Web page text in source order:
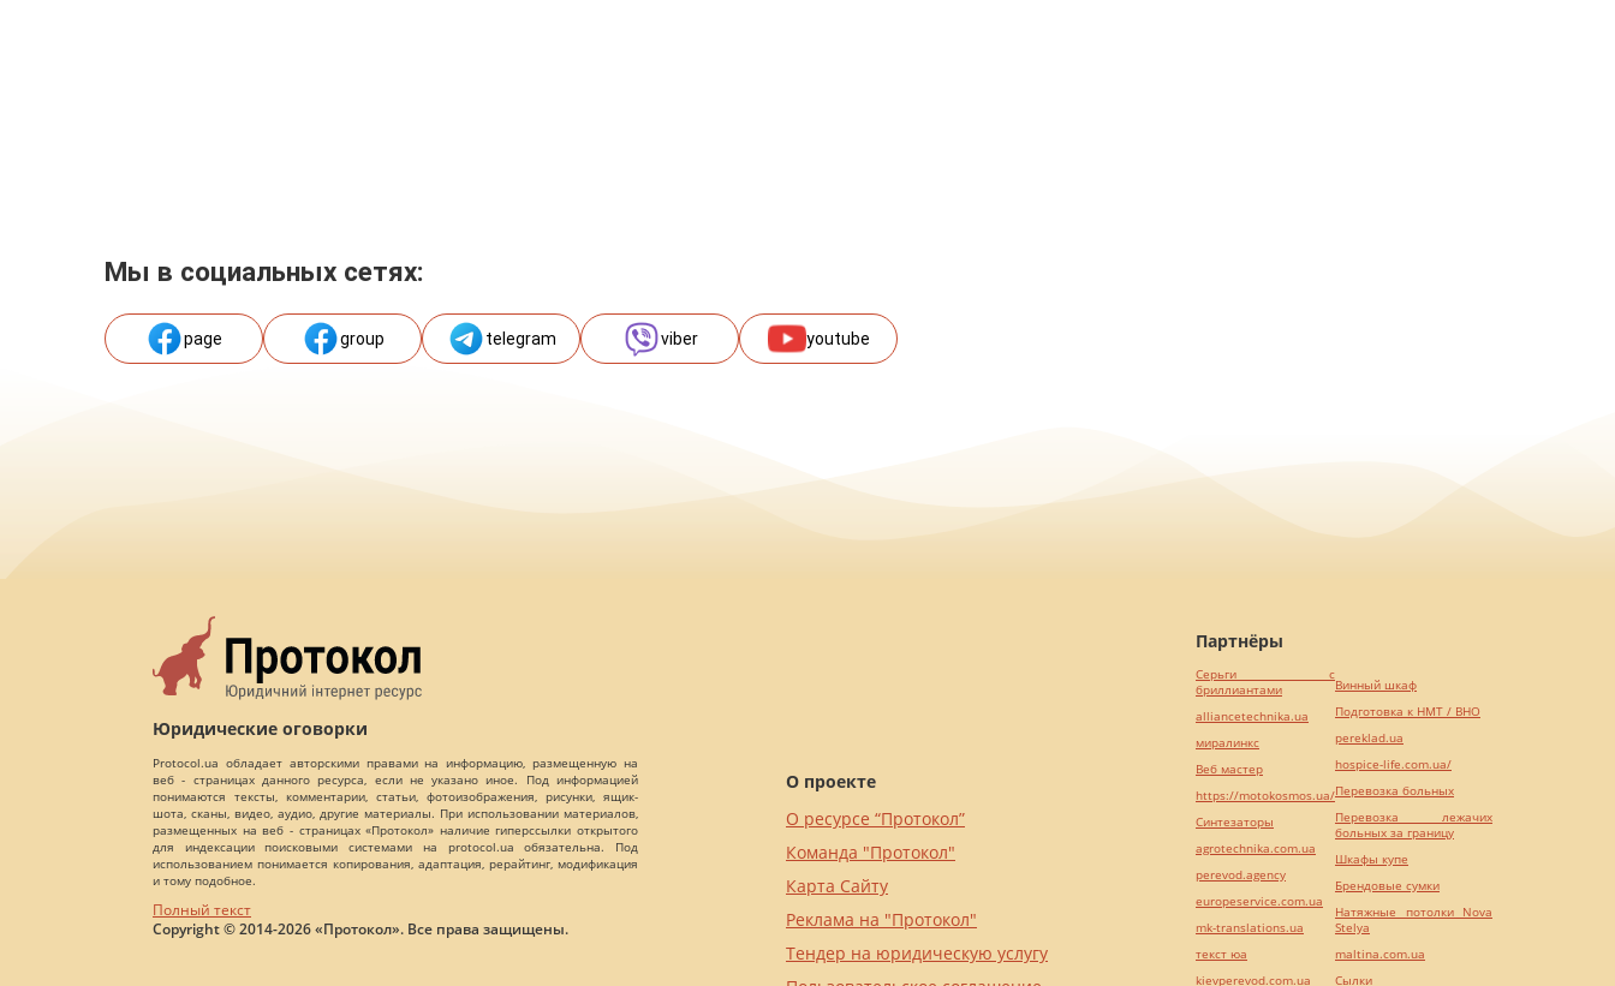
Мы в социальных сетях:
page group telegram viber youtube
Юридические оговорки
Protocol.ua обладает авторскими правами на информацию, размещенную на
веб - страницах данного ресурса, если не указано иное. Под информацией
понимаются тексты, комментарии, статьи, фотоизображения, рисунки, ящик-
шота, сканы, видео, аудио, другие материалы. При использовании материалов,
размещенных на веб - страницах «Протокол» наличие гиперссылки открытого
для индексации поисковыми системами на protocol.ua обязательна. Под
использованием понимается копирования, адаптация, рерайтинг, модификация
и тому подобное.
Полный текст
Copyright © 2014-2026 «Протокол». Все права защищены.
О проекте
О ресурсе “Протокол”
Команда "Протокол"
Карта Сайту
Реклама на "Протокол"
Тендер на юридическую услугу
Партнёры
Серьги с
бриллиантами
alliancetechnika.ua
миралинкс
Веб мастер
https://motokosmos.ua/
Синтезаторы
agrotechnika.com.ua
perevod.agency
europeservice.com.ua
mk-translations.ua
текст юа
kievperevod.com.ua
Винный шкаф
Подготовка к НМТ / ВНО
pereklad.ua
hospice-life.com.ua/
Перевозка больных
Перевозка лежачих
больных за границу
Шкафы купе
Брендовые сумки
Натяжные потолки Nova
Stelya
maltina.com.ua
Cылки